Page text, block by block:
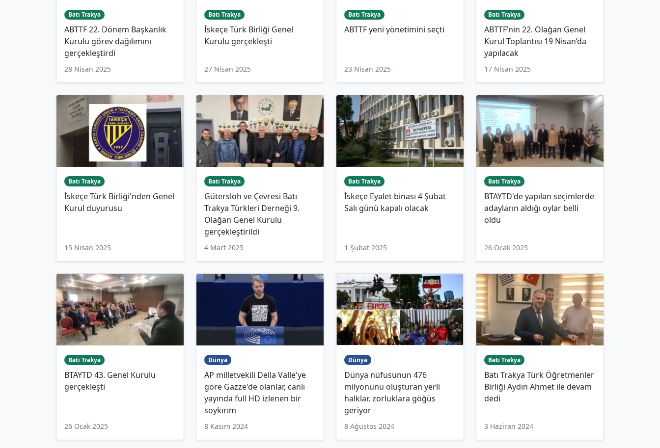
Batı Trakya
ABTTF 22. Dönem Başkanlık
Kurulu görev dağılımını
gerçekleştirdi
28 Nisan 2025
Batı Trakya
İskeçe Türk Birliği Genel
Kurulu gerçekleşti
27 Nisan 2025
Batı Trakya
ABTTF yeni yönetimini seçti
23 Nisan 2025
Batı Trakya
ABTTF’nin 22. Olağan Genel
Kurul Toplantısı 19 Nisan’da
yapılacak
17 Nisan 2025
Batı Trakya
İskeçe Türk Birliği'nden Genel
Kurul duyurusu
15 Nisan 2025
Batı Trakya
Gütersloh ve Çevresi Batı
Trakya Türkleri Derneği 9.
Olağan Genel Kurulu
gerçekleştirildi
4 Mart 2025
Batı Trakya
İskeçe Eyalet binası 4 Şubat
Salı günü kapalı olacak
1 Şubat 2025
Batı Trakya
BTAYTD'de yapılan seçimlerde
adayların aldığı oylar belli
oldu
26 Ocak 2025
Batı Trakya
BTAYTD 43. Genel Kurulu
gerçekleşti
26 Ocak 2025
Dünya
AP milletvekili Della Valle'ye
göre Gazze'de olanlar, canlı
yayında full HD izlenen bir
soykırım
8 Kasım 2024
Dünya
Dünya nüfusunun 476
milyonunu oluşturan yerli
halklar, zorluklara göğüs
geriyor
8 Ağustos 2024
Batı Trakya
Batı Trakya Türk Öğretmenler
Birliği Aydın Ahmet ile devam
dedi
3 Haziran 2024